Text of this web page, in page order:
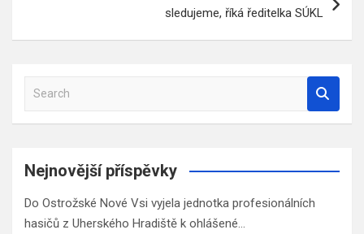
sledujeme, říká ředitelka SÚKL
a
c
Nejnovější příspěvky
Do Ostrožské Nové Vsi vyjela jednotka profesionálních
hasičů z Uherského Hradiště k ohlášené…